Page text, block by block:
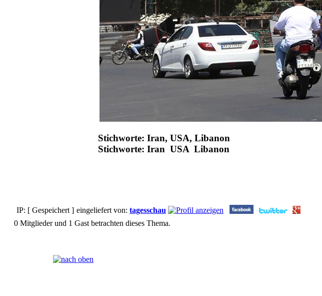
Stichworte: Iran, USA, Libanon
Stichworte: Iran USA Libanon
IP: [ Gespeichert ] eingeliefert von: tagesschau
0 Mitglieder und 1 Gast betrachten dieses Thema.